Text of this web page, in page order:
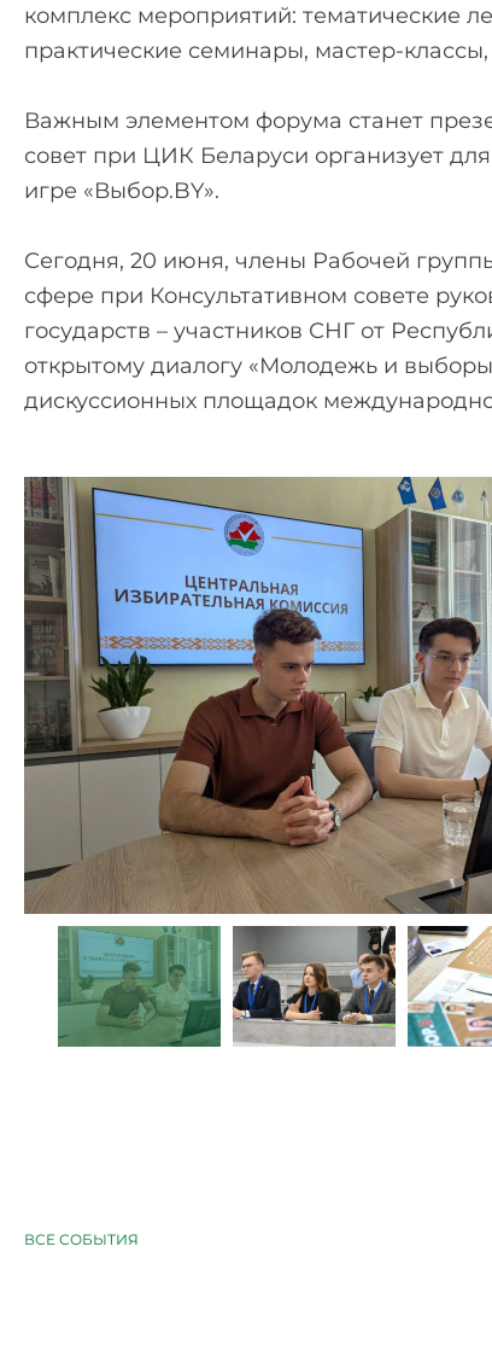
комплекс мероприятий: тематические
практические семинары, мастер-
Важным элементом форума станет
совет при ЦИК Беларуси организует
игре «Выбор.BY».
Сегодня, 20 июня, члены Рабочей
сфере при Консультативном совете
государств – участников СНГ от
открытому диалогу «Молодежь и
дискуссионных площадок
ВСЕ СОБЫТИЯ